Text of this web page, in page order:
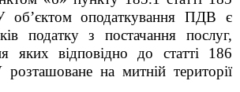
оподаткування ПДВ є
податку з постачання послуг,
яких відповідно до статті 186
на митній території